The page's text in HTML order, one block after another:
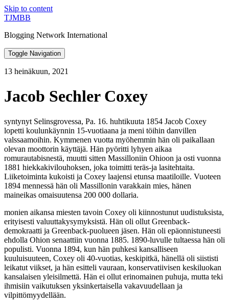
Skip to content
TJMBB
Blogging Network International
Toggle Navigation
13 heinäkuun, 2021
Jacob Sechler Coxey
syntynyt Selinsgrovessa, Pa. 16. huhtikuuta 1854 Jacob Coxey
lopetti koulunkäynnin 15-vuotiaana ja meni töihin danvillen
valssaamoihin. Kymmenen vuotta myöhemmin hän oli paikallaan
olevan moottorin käyttäjä. Hän pyöritti lyhyen aikaa
romurautabisnestä, muutti sitten Massilloniin Ohioon ja osti vuonna
1881 hiekkakivilouhoksen, joka toimitti teräs-ja lasitehtaita.
Liiketoiminta kukoisti ja Coxey laajensi etunsa maatiloille. Vuoteen
1894 mennessä hän oli Massillonin varakkain mies, hänen
maineikas omaisuutensa 200 000 dollaria.
monien aikansa miesten tavoin Coxey oli kiinnostunut uudistuksista,
erityisesti valuuttakysymyksistä. Hän oli ollut Greenback-
demokraatti ja Greenback-puolueen jäsen. Hän oli epäonnistuneesti
ehdolla Ohion senaattiin vuonna 1885. 1890-luvulle tultaessa hän oli
populisti. Vuonna 1894, kun hän puhkesi kansalliseen
kuuluisuuteen, Coxey oli 40-vuotias, keskipitkä, hänellä oli siististi
leikatut viikset, ja hän esitteli vauraan, konservatiivisen keskiluokan
kansalaisen yleisilmettä. Hän ei ollut erinomainen puhuja, mutta teki
ihmisiin vaikutuksen yksinkertaisella vakavuudellaan ja
vilpittömyydellään.